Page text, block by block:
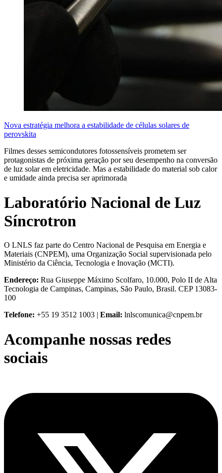
Nova estratégia melhora a estabilidade de células solares de
perovskita
Filmes desses semicondutores fotossensíveis prometem ser
protagonistas de próxima geração por seu desempenho na conversão
de luz solar em eletricidade. Mas a estabilidade do material sob calor
e umidade ainda precisa ser aprimorada
Laboratório Nacional de Luz
Síncrotron
O LNLS faz parte do Centro Nacional de Pesquisa em Energia e
Materiais (CNPEM), uma Organização Social supervisionada pelo
Ministério da Ciência, Tecnologia e Inovação (MCTI).
Endereço: Rua Giuseppe Máximo Scolfaro, 10.000, Polo II de Alta
Tecnologia de Campinas, Campinas, São Paulo, Brasil. CEP 13083-
100
Telefone: +55 19 3512 1003 | Email: lnlscomunica@cnpem.br
Acompanhe nossas redes
sociais